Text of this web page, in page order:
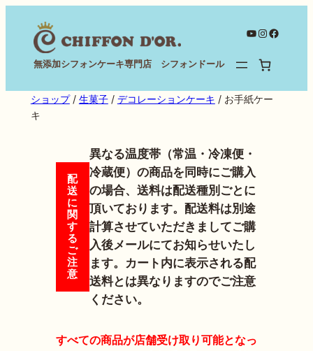
無添加シフォンケーキ専門店 シフォンドール
YouTube
Instagram
ショップ/ 生菓子/ デコレーションケーキ / お手紙ケー
キ
配
送
に
関
す
る
ご
注
意
異なる温度帯（常温・冷凍便・
冷蔵便）の商品を同時にご購入
の場合、送料は配送種別ごとに
頂いております。配送料は別途
計算させていただきましてご購
入後メールにてお知らせいたし
ます。カート内に表示される配
送料とは異なりますのでご注意
ください。
すべての商品が店舗受け取り可能となっ